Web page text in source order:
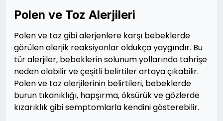
Polen ve Toz Alerjileri
Polen ve toz gibi alerjenlere karşı bebeklerde
görülen alerjik reaksiyonlar oldukça yaygındır. Bu
tür alerjiler, bebeklerin solunum yollarında tahrişe
neden olabilir ve çeşitli belirtiler ortaya çıkabilir.
Polen ve toz alerjilerinin belirtileri, bebeklerde
burun tıkanıklığı, hapşırma, öksürük ve gözlerde
kızarıklık gibi semptomlarla kendini gösterebilir.